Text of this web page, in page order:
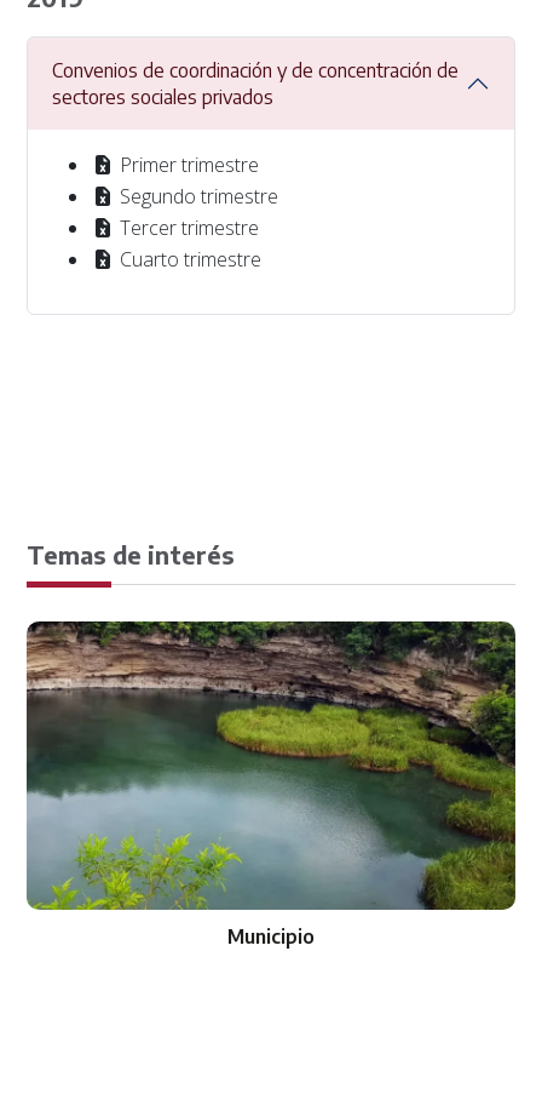
Convenios de coordinación y de concentración de
sectores sociales privados
Primer trimestre
Segundo trimestre
Tercer trimestre
Cuarto trimestre
Temas de interés
Municipio